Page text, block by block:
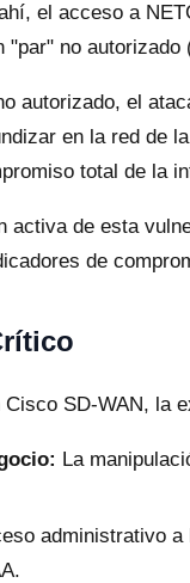
el acceso a
"par" no
autorizado, el
en la red de
total de la
activa de esta
de
SD-WAN, la
La
administrativo